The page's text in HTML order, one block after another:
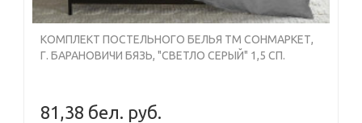
КОМПЛЕКТ ПОСТЕЛЬНОГО БЕЛЬЯ ТМ СОНМАРКЕТ,
Г. БАРАНОВИЧИ БЯЗЬ, "СВЕТЛО СЕРЫЙ" 1,5 СП.
81,38 бел. руб.